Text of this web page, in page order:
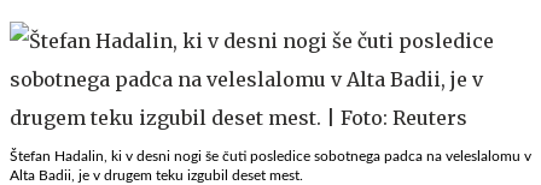
Štefan Hadalin, ki v desni nogi še čuti posledice sobotnega padca na veleslalomu v
Alta Badii, je v drugem teku izgubil deset mest.